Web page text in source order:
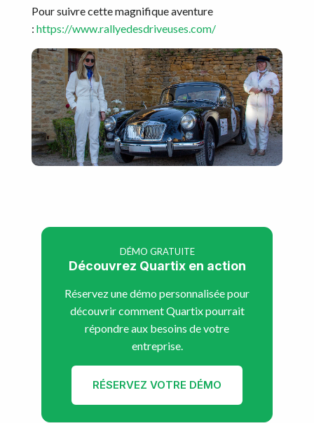
Pour suivre cette magnifique aventure
: https://www.rallyedesdriveuses.com/
DÉMO GRATUITE
Découvrez Quartix en action
Réservez une démo personnalisée pour
découvrir comment Quartix pourrait
répondre aux besoins de votre
entreprise.
RÉSERVEZ VOTRE DÉMO